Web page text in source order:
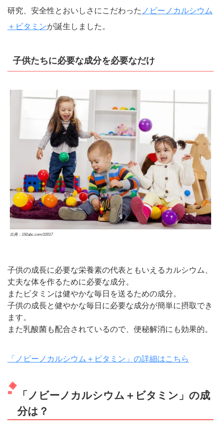
研究、安全性とおいしさにこだわった ノビーノカルシウム
＋ビタミンが誕生しました。
子供たちに必要な成分を必要なだけ
出典：192abc.com/10017
子供の成長に必要な栄養素の代表ともいえるカルシウム、
丈夫な体を作るために必要な成分。
またビタミンは健やかな毎日を送るための成分。
子供の成長と健やかな毎日に必要な成分が簡単に摂取でき
ます。
また乳酸菌も配合されているので、便秘解消にも効果的。
「ノビーノカルシウム＋ビタミン」の詳細はこちら
「ノビーノカルシウム＋ビタミン」の成
分は？